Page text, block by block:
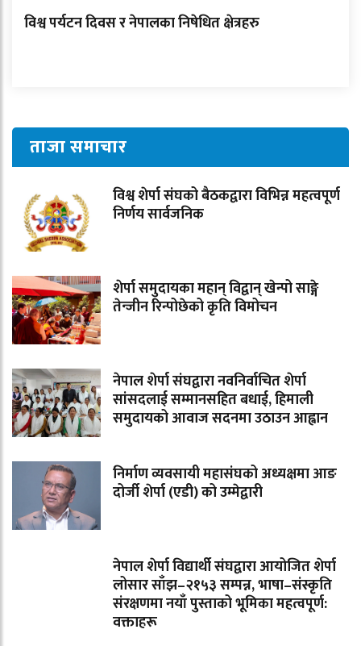
विश्व पर्यटन दिवस र नेपालका निषेधित क्षेत्रहरु
ताजा समाचार
विश्व शेर्पा संघको बैठकद्वारा विभिन्न महत्वपूर्ण
निर्णय सार्वजनिक
शेर्पा समुदायका महान् विद्वान् खेन्पो साङ्गे
तेन्जीन रिन्पोछेको कृति विमोचन
नेपाल शेर्पा संघद्वारा नवनिर्वाचित शेर्पा
सांसदलाई सम्मानसहित बधाई, हिमाली
समुदायको आवाज सदनमा उठाउन आह्वान
निर्माण व्यवसायी महासंघको अध्यक्षमा आङ
दोर्जी शेर्पा (एडी) को उम्मेद्वारी
नेपाल शेर्पा विद्यार्थी संघद्वारा आयोजित शेर्पा
लोसार साँझ–२१५३ सम्पन्न, भाषा–संस्कृति
संरक्षणमा नयाँ पुस्ताको भूमिका महत्वपूर्ण:
वक्ताहरू